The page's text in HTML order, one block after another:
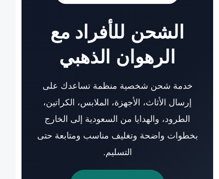
الشحن للأفراد مع
الرهوان الذهبي
خدمة شحن شخصية منظمة تساعدك على
إرسال الأثاث، الأجهزة، الملابس، الكراتين،
الطرود، والهدايا من السعودية إلى الخارج
بخطوات واضحة وتغليف مناسب ومتابعة حتى
التسليم.